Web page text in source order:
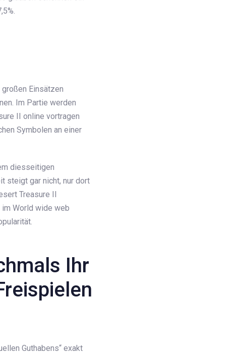
Einsätzen
Im Partie werden
II online vortragen
Symbolen an einer
diesseitigen
steigt gar nicht, nur dort
Treasure II
World wide web
Ihr
Guthabens“ exakt